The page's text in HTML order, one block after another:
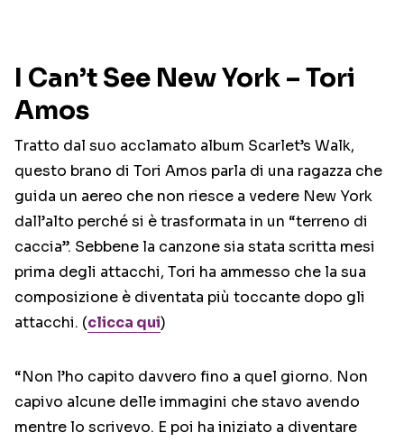
I Can’t See New York – Tori
Amos
Tratto dal suo acclamato album Scarlet’s Walk,
questo brano di Tori Amos parla di una ragazza che
guida un aereo che non riesce a vedere New York
dall’alto perché si è trasformata in un “terreno di
caccia”. Sebbene la canzone sia stata scritta mesi
prima degli attacchi, Tori ha ammesso che la sua
composizione è diventata più toccante dopo gli
attacchi. (clicca qui)
“Non l’ho capito davvero fino a quel giorno. Non
capivo alcune delle immagini che stavo avendo
mentre lo scrivevo. E poi ha iniziato a diventare